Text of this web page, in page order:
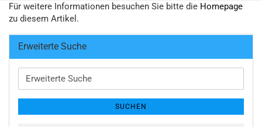
Für weitere Informationen besuchen Sie bitte die Homepage
zu diesem Artikel.
Erweiterte Suche
Erweiterte
Suche
SUCHEN